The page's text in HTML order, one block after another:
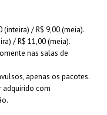
(inteira) / R$ 9,00 (meia).
/ R$ 11,00 (meia).
nas salas de
apenas os pacotes.
adquirido com